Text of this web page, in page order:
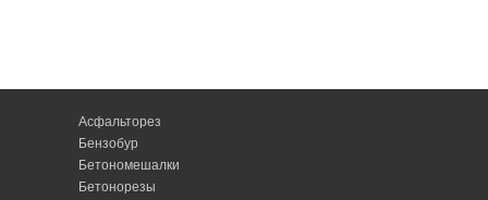
Асфальторез
Бензобур
Бетономешалки
Бетонорезы